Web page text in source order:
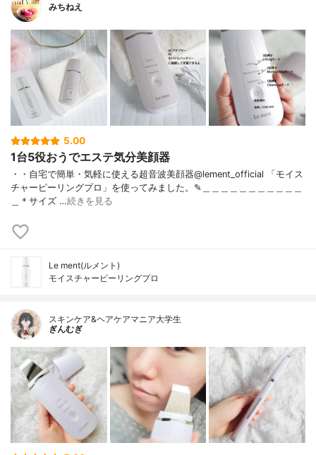
みちねえ
5.00
1台5役おうでエステ気分美顔器
・・自宅で簡単・気軽に使える超音波美顔器@lement_official 「モイス
チャーピーリングプロ」を使ってみました。✎︎＿＿＿＿＿＿＿＿＿＿＿
＿＊サイズ …続きを見る
Le ment(ルメント)
モイスチャーピーリングプロ
スキンケア&ヘアケアマニア大学生
ぎんむぎ